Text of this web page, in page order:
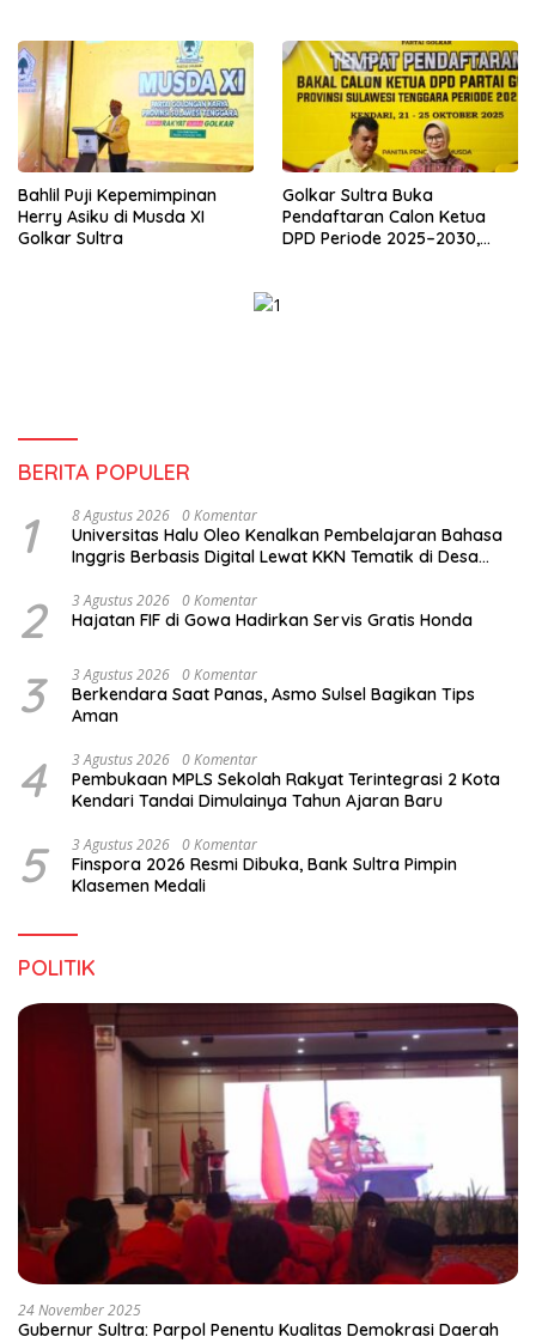
Bahlil Puji Kepemimpinan
Herry Asiku di Musda XI
Golkar Sultra
Golkar Sultra Buka
Pendaftaran Calon Ketua
DPD Periode 2025–2030,
BERITA POPULER
1 8 Agustus 2026 0 Komentar
Universitas Halu Oleo Kenalkan Pembelajaran Bahasa
Inggris Berbasis Digital Lewat KKN Tematik di Desa
2 3 Agustus 2026 0 Komentar
Hajatan FIF di Gowa Hadirkan Servis Gratis Honda
3 3 Agustus 2026 0 Komentar
Berkendara Saat Panas, Asmo Sulsel Bagikan Tips
Aman
4 3 Agustus 2026 0 Komentar
Pembukaan MPLS Sekolah Rakyat Terintegrasi 2 Kota
Kendari Tandai Dimulainya Tahun Ajaran Baru
5 3 Agustus 2026 0 Komentar
Finspora 2026 Resmi Dibuka, Bank Sultra Pimpin
Klasemen Medali
POLITIK
24 November 2025
Gubernur Sultra: Parpol Penentu Kualitas Demokrasi Daerah